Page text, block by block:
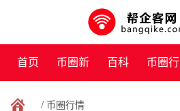
首页 币圈新
闻
百科 币圈行
/ 币圈行情